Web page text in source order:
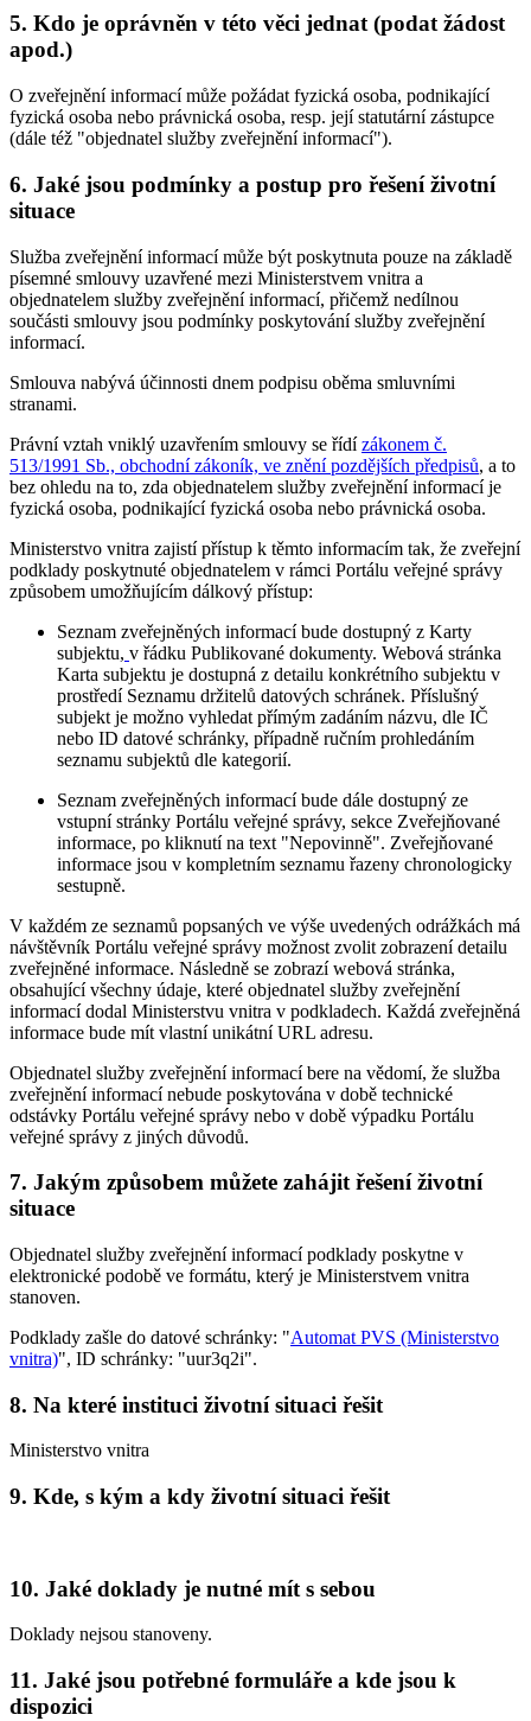
5. Kdo je oprávněn v této věci jednat (podat žádost
apod.)
O zveřejnění informací může požádat fyzická osoba, podnikající
fyzická osoba nebo právnická osoba, resp. její statutární zástupce
(dále též "objednatel služby zveřejnění informací").
6. Jaké jsou podmínky a postup pro řešení životní
situace
Služba zveřejnění informací může být poskytnuta pouze na základě
písemné smlouvy uzavřené mezi Ministerstvem vnitra a
objednatelem služby zveřejnění informací, přičemž nedílnou
součásti smlouvy jsou podmínky poskytování služby zveřejnění
informací.
Smlouva nabývá účinnosti dnem podpisu oběma smluvními
stranami.
Právní vztah vniklý uzavřením smlouvy se řídízákonem č.
513/1991 Sb., obchodní zákoník, ve znění pozdějších předpisů, a to
bez ohledu na to, zda objednatelem služby zveřejnění informací je
fyzická osoba, podnikající fyzická osoba nebo právnická osoba.
Ministerstvo vnitra zajistí přístup k těmto informacím tak, že zveřejní
podklady poskytnuté objednatelem v rámci Portálu veřejné správy
způsobem umožňujícím dálkový přístup:
Seznam zveřejněných informací bude dostupný z Karty
subjektu, v řádku Publikované dokumenty. Webová stránka
Karta subjektu je dostupná z detailu konkrétního subjektu v
prostředí Seznamu držitelů datových schránek. Příslušný
subjekt je možno vyhledat přímým zadáním názvu, dle IČ
nebo ID datové schránky, případně ručním prohledáním
seznamu subjektů dle kategorií.
Seznam zveřejněných informací bude dále dostupný ze
vstupní stránky Portálu veřejné správy, sekce Zveřejňované
informace, po kliknutí na text "Nepovinně". Zveřejňované
informace jsou v kompletním seznamu řazeny chronologicky
sestupně.
V každém ze seznamů popsaných ve výše uvedených odrážkách má
návštěvník Portálu veřejné správy možnost zvolit zobrazení detailu
zveřejněné informace. Následně se zobrazí webová stránka,
obsahující všechny údaje, které objednatel služby zveřejnění
informací dodal Ministerstvu vnitra v podkladech. Každá zveřejněná
informace bude mít vlastní unikátní URL adresu.
Objednatel služby zveřejnění informací bere na vědomí, že služba
zveřejnění informací nebude poskytována v době technické
odstávky Portálu veřejné správy nebo v době výpadku Portálu
veřejné správy z jiných důvodů.
7. Jakým způsobem můžete zahájit řešení životní
situace
Objednatel služby zveřejnění informací podklady poskytne v
elektronické podobě ve formátu, který je Ministerstvem vnitra
stanoven.
Podklady zašle do datové schránky: "Automat PVS (Ministerstvo
vnitra)", ID schránky: "uur3q2i".
8. Na které instituci životní situaci řešit
Ministerstvo vnitra
9. Kde, s kým a kdy životní situaci řešit
10. Jaké doklady je nutné mít s sebou
Doklady nejsou stanoveny.
11. Jaké jsou potřebné formuláře a kde jsou k
dispozici